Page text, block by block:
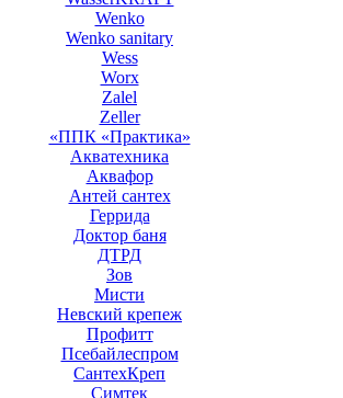
Wenko
Wenko sanitary
Wess
Worx
Zalel
Zeller
«ППК «Практика»
Акватехника
Аквафор
Антей сантех
Геррида
Доктор баня
ДТРД
Зов
Мисти
Невский крепеж
Профитт
Псебайлеспром
СантехКреп
Симтек